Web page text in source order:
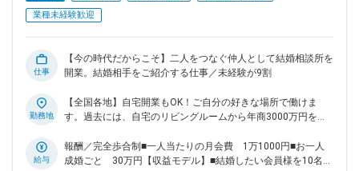
サイトマップ
業種未経験歓迎
仕事
【今の時代だからこそ】二人をつなぐ仲人として結婚相談所を
開業。結婚相手をご紹介する仕事／未経験が9割
勤務地
【全国各地】自宅開業もOK！ご自分の好きな場所で働けま
す。過去には、自宅のリビングルームから年商3000万円を売
給与
報酬／完全歩合制■一人当たりの月会費 1万1000円■お一人
成婚ごと 30万円【収益モデル】■結婚したい会員様を10名抱